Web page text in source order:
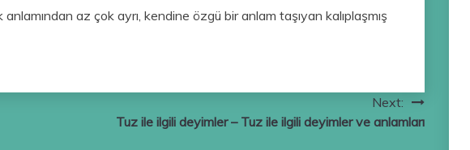
az çok ayrı, kendine özgü bir anlam taşıyan kalıplaşmış
Next:
Tuz ile ilgili deyimler – Tuz ile ilgili deyimler ve anlamları